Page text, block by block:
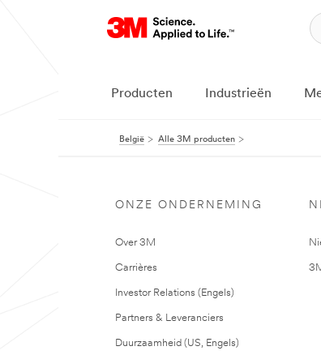
Producten Industrieën
België Alle 3M producten
ONZE ONDERNEMING
Over 3M
Carrières
Investor Relations (Engels)
Partners & Leveranciers
Duurzaamheid (US, Engels)